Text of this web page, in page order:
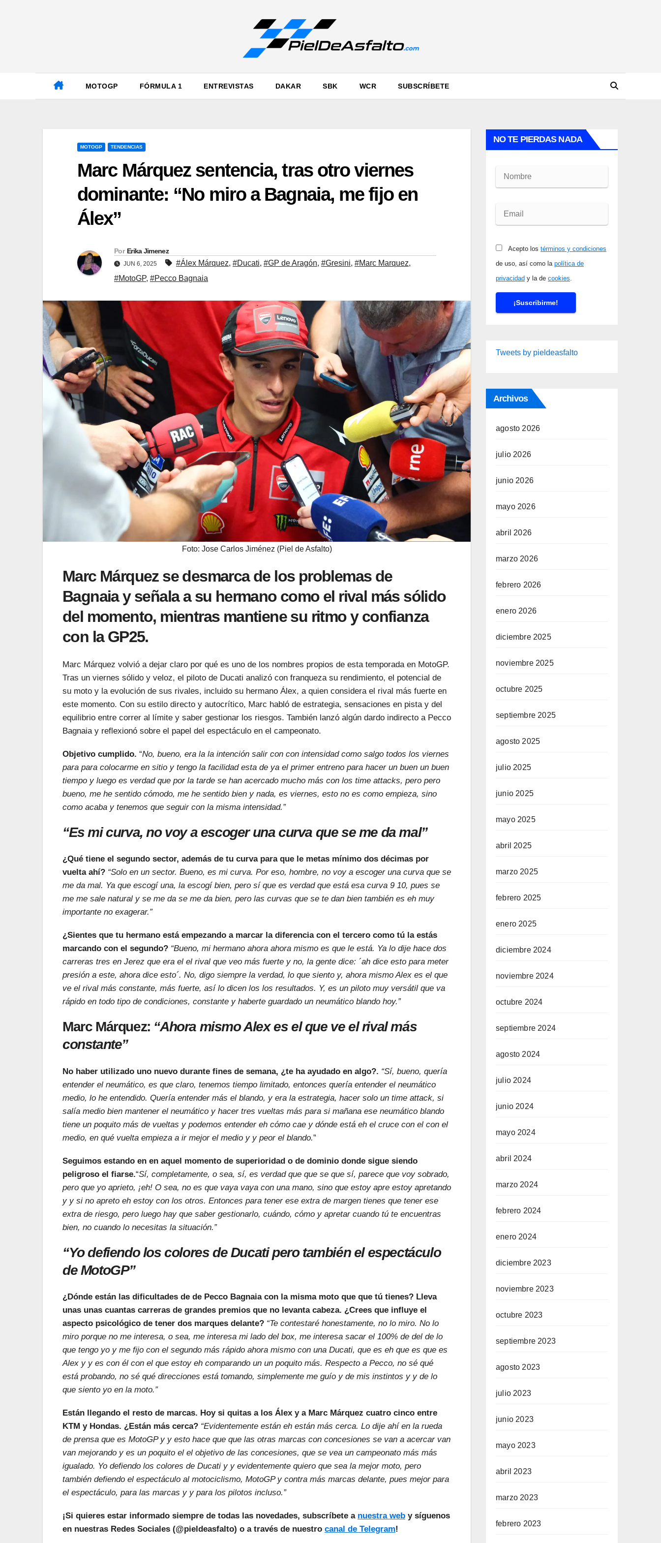
MOTOGP FÓRMULA 1 ENTREVISTAS DAKAR SBK WCR SUBSCRÍBETE
MOTOGP TENDENCIAS
Marc Márquez sentencia, tras otro viernes
dominante: “No miro a Bagnaia, me fijo en
Álex”
Por Erika Jimenez
JUN 6, 2025 #Álex Márquez, #Ducati, #GP de Aragón, #Gresini, #Marc Marquez,
#MotoGP, #Pecco Bagnaia
Foto: Jose Carlos Jiménez (Piel de Asfalto)
Marc Márquez se desmarca de los problemas de
Bagnaia y señala a su hermano como el rival más sólido
del momento, mientras mantiene su ritmo y confianza
con la GP25.
Marc Márquez volvió a dejar claro por qué es uno de los nombres propios de esta temporada en MotoGP.
Tras un viernes sólido y veloz, el piloto de Ducati analizó con franqueza su rendimiento, el potencial de
su moto y la evolución de sus rivales, incluido su hermano Álex, a quien considera el rival más fuerte en
este momento. Con su estilo directo y autocrítico, Marc habló de estrategia, sensaciones en pista y del
equilibrio entre correr al límite y saber gestionar los riesgos. También lanzó algún dardo indirecto a Pecco
Bagnaia y reflexionó sobre el papel del espectáculo en el campeonato.
Objetivo cumplido. “No, bueno, era la la intención salir con con intensidad como salgo todos los viernes
para para colocarme en sitio y tengo la facilidad esta de ya el primer entreno para hacer un buen un buen
tiempo y luego es verdad que por la tarde se han acercado mucho más con los time attacks, pero pero
bueno, me he sentido cómodo, me he sentido bien y nada, es viernes, esto no es como empieza, sino
como acaba y tenemos que seguir con la misma intensidad.”
“Es mi curva, no voy a escoger una curva que se me da mal”
¿Qué tiene el segundo sector, además de tu curva para que le metas mínimo dos décimas por
vuelta ahí? “Solo en un sector. Bueno, es mi curva. Por eso, hombre, no voy a escoger una curva que se
me da mal. Ya que escogí una, la escogí bien, pero sí que es verdad que está esa curva 9 10, pues se
me me sale natural y se me da se me da bien, pero las curvas que se te dan bien también es eh muy
importante no exagerar.”
¿Sientes que tu hermano está empezando a marcar la diferencia con el tercero como tú la estás
marcando con el segundo? “Bueno, mi hermano ahora ahora mismo es que le está. Ya lo dije hace dos
carreras tres en Jerez que era el el rival que veo más fuerte y no, la gente dice: ´ah dice esto para meter
presión a este, ahora dice esto´. No, digo siempre la verdad, lo que siento y, ahora mismo Alex es el que
ve el rival más constante, más fuerte, así lo dicen los los resultados. Y, es un piloto muy versátil que va
rápido en todo tipo de condiciones, constante y haberte guardado un neumático blando hoy.”
Marc Márquez: “Ahora mismo Alex es el que ve el rival más
constante”
No haber utilizado uno nuevo durante fines de semana, ¿te ha ayudado en algo?. “Sí, bueno, quería
entender el neumático, es que claro, tenemos tiempo limitado, entonces quería entender el neumático
medio, lo he entendido. Quería entender más el blando, y era la estrategia, hacer solo un time attack, si
salía medio bien mantener el neumático y hacer tres vueltas más para si mañana ese neumático blando
tiene un poquito más de vueltas y podemos entender eh cómo cae y dónde está eh el cruce con el con el
medio, en qué vuelta empieza a ir mejor el medio y y peor el blando.”
Seguimos estando en en aquel momento de superioridad o de dominio donde sigue siendo
peligroso el fiarse.“Sí, completamente, o sea, sí, es verdad que que se que sí, parece que voy sobrado,
pero que yo aprieto, ¡eh! O sea, no es que vaya vaya con una mano, sino que estoy apre estoy apretando
y y si no apreto eh estoy con los otros. Entonces para tener ese extra de margen tienes que tener ese
extra de riesgo, pero luego hay que saber gestionarlo, cuándo, cómo y apretar cuando tú te encuentras
bien, no cuando lo necesitas la situación.”
“Yo defiendo los colores de Ducati pero también el espectáculo
de MotoGP”
¿Dónde están las dificultades de de Pecco Bagnaia con la misma moto que que tú tienes? Lleva
unas unas cuantas carreras de grandes premios que no levanta cabeza. ¿Crees que influye el
aspecto psicológico de tener dos marques delante? “Te contestaré honestamente, no lo miro. No lo
miro porque no me interesa, o sea, me interesa mi lado del box, me interesa sacar el 100% de del de lo
que tengo yo y me fijo con el segundo más rápido ahora mismo con una Ducati, que es eh que es que es
Alex y y es con él con el que estoy eh comparando un un poquito más. Respecto a Pecco, no sé qué
está probando, no sé qué direcciones está tomando, simplemente me guío y de mis instintos y y de lo
que siento yo en la moto.”
Están llegando el resto de marcas. Hoy si quitas a los Álex y a Marc Márquez cuatro cinco entre
KTM y Hondas. ¿Están más cerca? “Evidentemente están eh están más cerca. Lo dije ahí en la rueda
de prensa que es MotoGP y y esto hace que que las otras marcas con concesiones se van a acercar van
van mejorando y es un poquito el el objetivo de las concesiones, que se vea un campeonato más más
igualado. Yo defiendo los colores de Ducati y y evidentemente quiero que sea la mejor moto, pero
también defiendo el espectáculo al motociclismo, MotoGP y contra más marcas delante, pues mejor para
el espectáculo, para las marcas y y para los pilotos incluso.”
¡Si quieres estar informado siempre de todas las novedades, subscríbete a nuestra web y síguenos
en nuestras Redes Sociales (@pieldeasfalto) o a través de nuestro canal de Telegram!
NO TE PIERDAS NADA
Acepto los términos y condiciones
de uso, así como la política de
privacidad y la de cookies
Tweets by pieldeasfalto
Archivos
agosto 2026
julio 2026
junio 2026
mayo 2026
abril 2026
marzo 2026
febrero 2026
enero 2026
diciembre 2025
noviembre 2025
octubre 2025
septiembre 2025
agosto 2025
julio 2025
junio 2025
mayo 2025
abril 2025
marzo 2025
febrero 2025
enero 2025
diciembre 2024
noviembre 2024
octubre 2024
septiembre 2024
agosto 2024
julio 2024
junio 2024
mayo 2024
abril 2024
marzo 2024
febrero 2024
enero 2024
diciembre 2023
noviembre 2023
octubre 2023
septiembre 2023
agosto 2023
julio 2023
junio 2023
mayo 2023
abril 2023
marzo 2023
febrero 2023